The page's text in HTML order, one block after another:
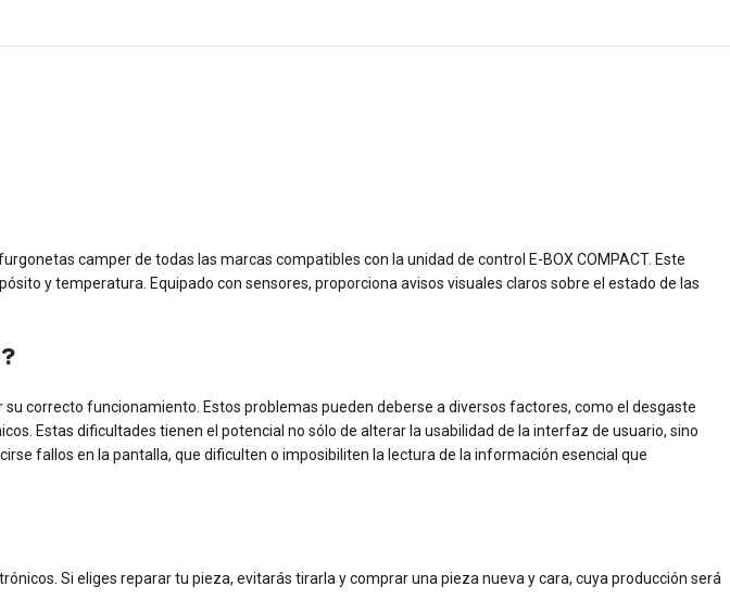
camper de todas las marcas compatibles con la unidad de control E-BOX COMPACT. Este
y temperatura. Equipado con sensores, proporciona avisos visuales claros sobre el estado de las
correcto funcionamiento. Estos problemas pueden deberse a diversos factores, como el desgaste
Estas dificultades tienen el potencial no sólo de alterar la usabilidad de la interfaz de usuario, sino
fallos en la pantalla, que dificulten o imposibiliten la lectura de la información esencial que
Si eliges reparar tu pieza, evitarás tirarla y comprar una pieza nueva y cara, cuya producción será